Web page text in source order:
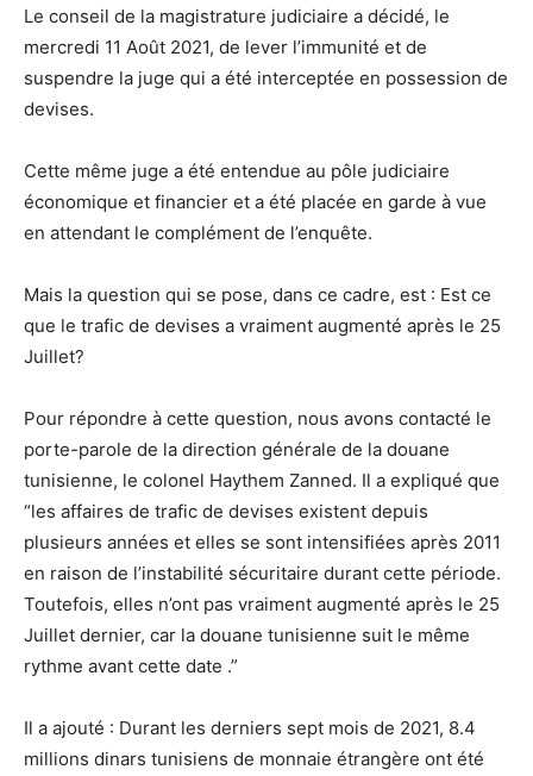
Le conseil de la magistrature judiciaire a décidé, le
mercredi 11 Août 2021, de lever l’immunité et de
suspendre la juge qui a été interceptée en possession de
devises.
Cette même juge a été entendue au pôle judiciaire
économique et financier et a été placée en garde à vue
en attendant le complément de l’enquête.
Mais la question qui se pose, dans ce cadre, est : Est ce
que le trafic de devises a vraiment augmenté après le 25
Juillet?
Pour répondre à cette question, nous avons contacté le
porte-parole de la direction générale de la douane
tunisienne, le colonel Haythem Zanned. Il a expliqué que
“les affaires de trafic de devises existent depuis
plusieurs années et elles se sont intensifiées après 2011
en raison de l’instabilité sécuritaire durant cette période.
Toutefois, elles n’ont pas vraiment augmenté après le 25
Juillet dernier, car la douane tunisienne suit le même
rythme avant cette date .”
Il a ajouté : Durant les derniers sept mois de 2021, 8.4
millions dinars tunisiens de monnaie étrangère ont été